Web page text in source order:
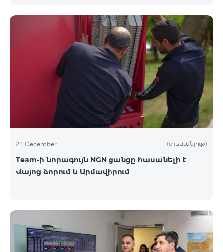
24 December (տեսանյութ)
Team-ի նորագույն NGN ցանցը հասանելի է
Վայոց ձորում և Արմավիրում